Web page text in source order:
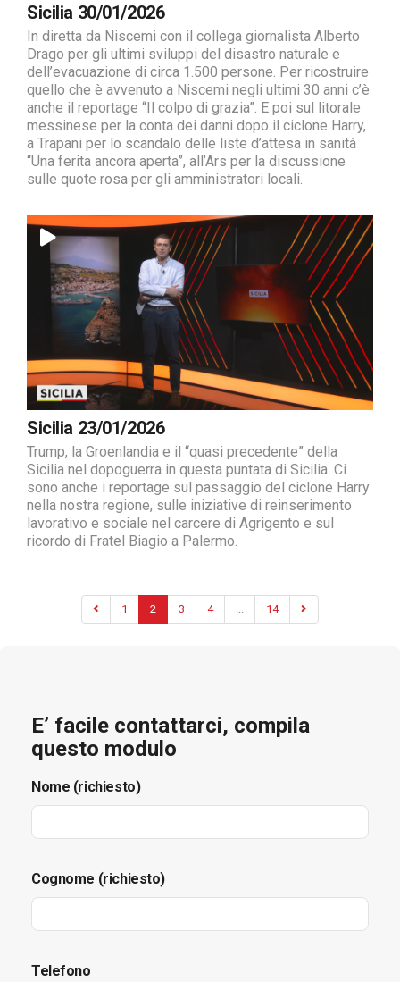
Sicilia 30/01/2026
In diretta da Niscemi con il collega giornalista Alberto
Drago per gli ultimi sviluppi del disastro naturale e
dell’evacuazione di circa 1.500 persone. Per ricostruire
quello che è avvenuto a Niscemi negli ultimi 30 anni c’è
anche il reportage “Il colpo di grazia”. E poi sul litorale
messinese per la conta dei danni dopo il ciclone Harry,
a Trapani per lo scandalo delle liste d’attesa in sanità
“Una ferita ancora aperta”, all’Ars per la discussione
sulle quote rosa per gli amministratori locali.
Sicilia 23/01/2026
Trump, la Groenlandia e il “quasi precedente” della
Sicilia nel dopoguerra in questa puntata di Sicilia. Ci
sono anche i reportage sul passaggio del ciclone Harry
nella nostra regione, sulle iniziative di reinserimento
lavorativo e sociale nel carcere di Agrigento e sul
ricordo di Fratel Biagio a Palermo.
1 2 3 4 14
E’ facile contattarci, compila
questo modulo
Nome (richiesto)
Cognome (richiesto)
Telefono